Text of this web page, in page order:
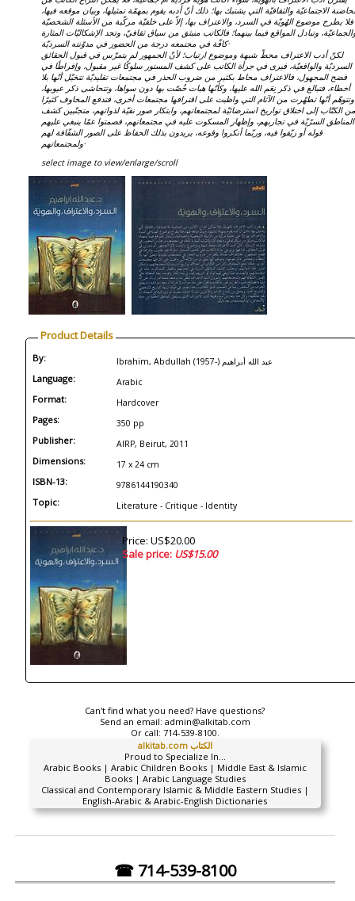
الاجتماعيّة والثقافيّة التي يشتبك بها؛ ذلك أنّ أدبه يقوم بمهمّة تمثيلها، وبيان موقعه فيها،
فلا يطرح موضوع الهُويّة في السرد، والاعتراف بها، إلاّ على خلفيّة مركّبة من الأسئلة الشخصيّة
وتبادل المواقع فيما بينهما؛ فالكاتب منبثق من سياق ثقافيّ، وتجد الإشكاليّات المثارة
كافّة في مجتمعه درجة من الحضور في مدوّنته السرديّة·
لكنّ أدب الاعتراف محطّ شبهة وموضوع ارتياب؛ لأنّ الجمهور لم يتمرّس في قبول الحقائق
السرديّة والواقعيّة، فيرى في جرأة الكاتب على كشف المستور سلوكًا غير مقبول، وإفراطًا في
فضح المجهول، فالاعتراف محاط بكثير من ضروب الحذر في مجتمعات تقليديّة تتخيّل أنّها بلا
أخطاء، فتبالغ في ذكر نِعَم الله عليها، وكأنّها هبات خُصّت بها دون سواها، وتتحاشى ذكر عيوبها،
وتتوهّم أنّها تطهّرت من الآثام التي واظبت على اقترافها مجتمعات أخرى، فتدفع المخاوف كثيرًا
من الكتّاب إلى اختلاق تواريخ استرضائيّة لمجتمعاتهم، وابتكار صور نقيّة لذواتهم، متجنّبين كشف
المناطق السرّيّة في تجاربهم، وإظهار المسكوت عليه في مجتمعاتهم، فصمتوا عمّا ينبغي عليهم
قوله أو زيّفوا فيه، وربّما أنكروا وقوعه، يريدون بذلك الحفاظ على الصور الشفّافة لهم
ولمجتمعاتهم·
select image to view/enlarge/scroll
Product Details
By: Ibrahim, Abdullah (1957-) عبد الله أبراهيم
Language: Arabic
Format: Hardcover
Pages: 350 pp
Publisher: AIRP, Beirut, 2011
Dimensions: 17 x 24 cm
ISBN-13: 9786144190340
Topic: Literature - Critique - Identity
Price: US$20.00
Sale price: US$15.00
Can't find what you need? Have questions?
Send an email: admin@alkitab.com
Or call: 714-539-8100.
alkitab.com الكتاب
Proud to Specialize In...
Arabic Books | Arabic Children Books | Middle East & Islamic
Books | Arabic Language Studies
Classical and Contemporary Islamic & Middle Eastern Studies |
English-Arabic & Arabic-English Dictionaries
☎ 714-539-8100